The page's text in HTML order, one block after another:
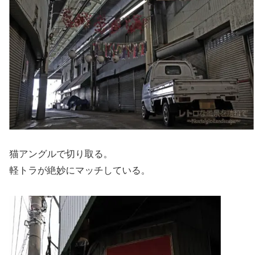
猫アングルで切り取る。
軽トラが絶妙にマッチしている。